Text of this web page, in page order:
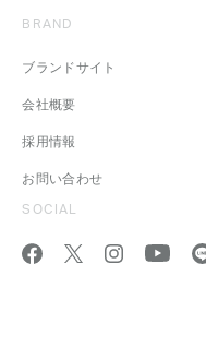
BRAND
ブランドサイト
会社概要
採用情報
お問い合わせ
SOCIAL